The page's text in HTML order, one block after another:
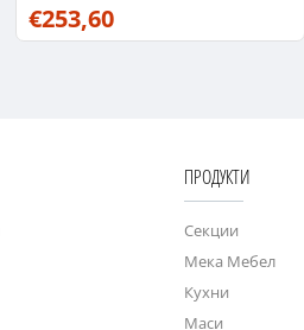
€253,60
ПРОДУКТИ
Секции
Мека Мебел
Кухни
Маси